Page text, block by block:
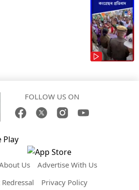
FOLLOW US ON
Us
Advertise With Us
Privacy Policy